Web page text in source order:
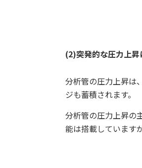
(2)突発的な圧力上昇
分析管の圧力上昇は
ジも蓄積されます。
分析管の圧力上昇の
能は搭載しています